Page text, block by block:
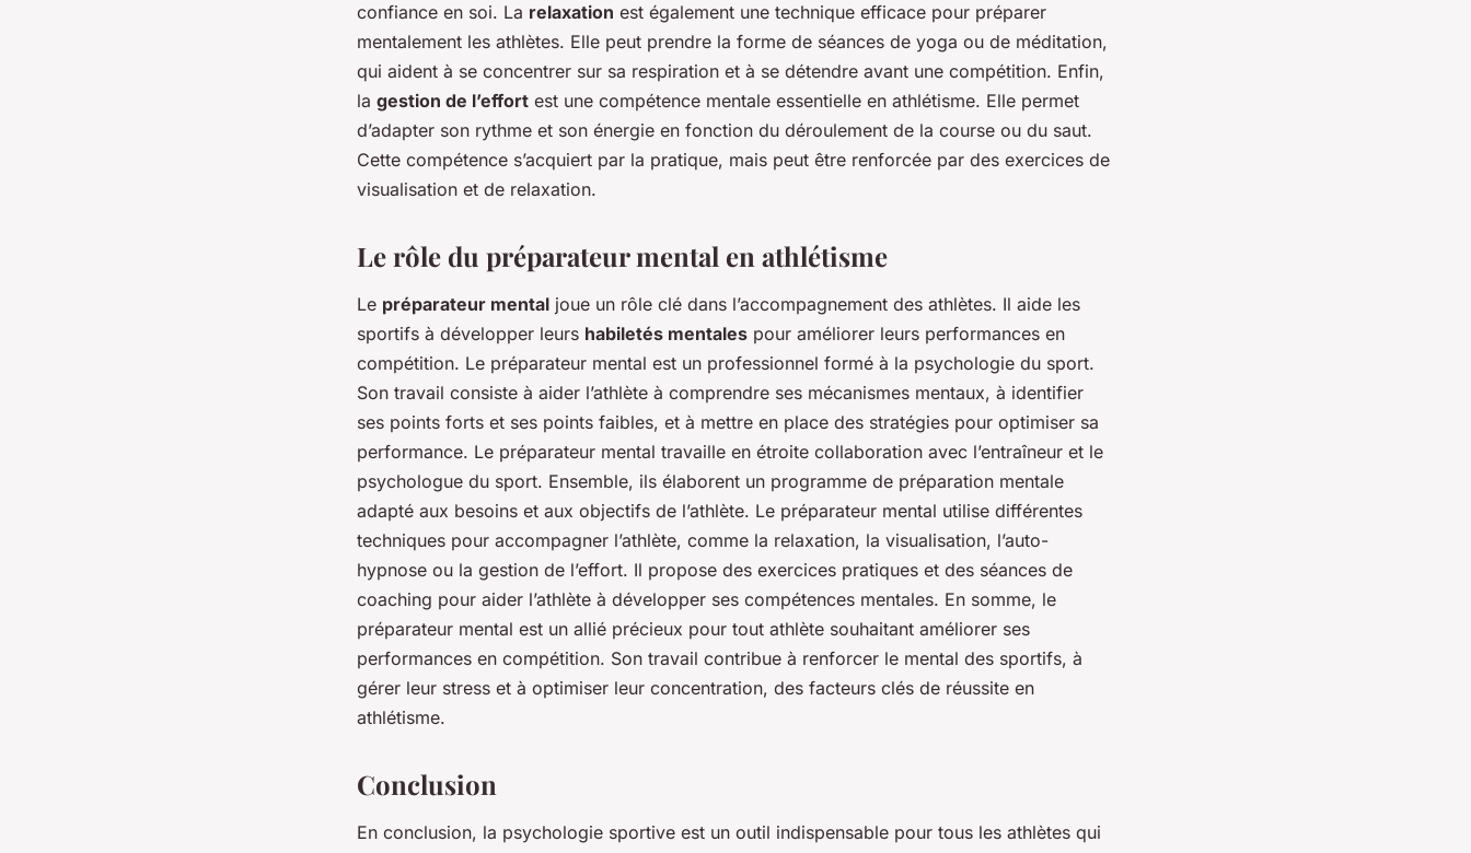
confiance en soi. La relaxation est également une technique efficace pour préparer
mentalement les athlètes. Elle peut prendre la forme de séances de yoga ou de méditation,
qui aident à se concentrer sur sa respiration et à se détendre avant une compétition. Enfin,
la gestion de l’effort est une compétence mentale essentielle en athlétisme. Elle permet
d’adapter son rythme et son énergie en fonction du déroulement de la course ou du saut.
Cette compétence s’acquiert par la pratique, mais peut être renforcée par des exercices de
visualisation et de relaxation.
Le rôle du préparateur mental en athlétisme
Le préparateur mental joue un rôle clé dans l’accompagnement des athlètes. Il aide les
sportifs à développer leurs habiletés mentales pour améliorer leurs performances en
compétition. Le préparateur mental est un professionnel formé à la psychologie du sport.
Son travail consiste à aider l’athlète à comprendre ses mécanismes mentaux, à identifier
ses points forts et ses points faibles, et à mettre en place des stratégies pour optimiser sa
performance. Le préparateur mental travaille en étroite collaboration avec l’entraîneur et le
psychologue du sport. Ensemble, ils élaborent un programme de préparation mentale
adapté aux besoins et aux objectifs de l’athlète. Le préparateur mental utilise différentes
techniques pour accompagner l’athlète, comme la relaxation, la visualisation, l’auto-
hypnose ou la gestion de l’effort. Il propose des exercices pratiques et des séances de
coaching pour aider l’athlète à développer ses compétences mentales. En somme, le
préparateur mental est un allié précieux pour tout athlète souhaitant améliorer ses
performances en compétition. Son travail contribue à renforcer le mental des sportifs, à
gérer leur stress et à optimiser leur concentration, des facteurs clés de réussite en
athlétisme.
Conclusion
En conclusion, la psychologie sportive est un outil indispensable pour tous les athlètes qui